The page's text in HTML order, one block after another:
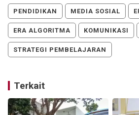
PENDIDIKAN MEDIA SOSIAL
ERA ALGORITMA KOMUNIKASI
STRATEGI PEMBELAJARAN
Terkait